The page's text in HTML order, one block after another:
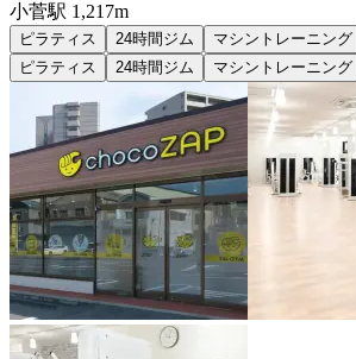
小菅駅 1,217m
ピラティス 24時間ジム マシントレーニング
ピラティス
24時間ジム マシントレーニング